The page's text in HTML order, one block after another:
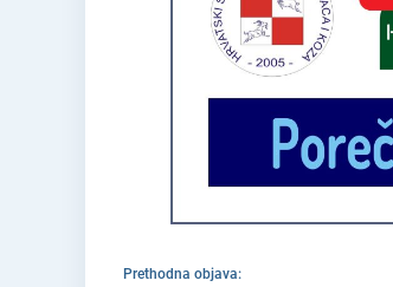
Prethodna objava: